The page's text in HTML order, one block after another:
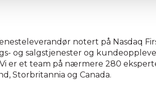
notert på Nasdaq
og salgstjenester og
er et team på nærmere 280
Storbritannia og Canada.